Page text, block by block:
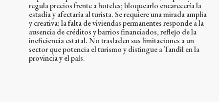
regula precios frente a hoteles; bloquearlo encarecería la
estadía y afectaría al turista. Se requiere una mirada amplia
y creativa: la falta de viviendas permanentes responde a la
ausencia de créditos y barrios financiados, reflejo de la
ineficiencia estatal. No trasladen sus limitaciones a un
sector que potencia el turismo y distingue a Tandil en la
provincia y el país.